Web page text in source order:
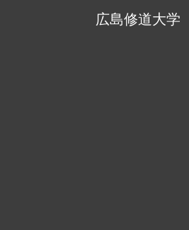
広島修道大学